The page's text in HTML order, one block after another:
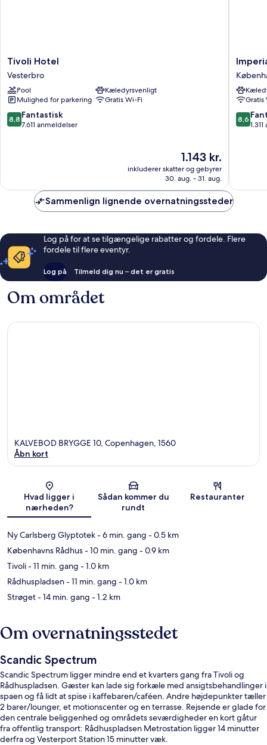
Tivoli
Hotel
Vesterbro
Tivoli Hotel
Vesterbro
Pool
Kæledyrsvenligt
Mulighed for parkering
Gratis Wi-Fi
8.8
ud
8,8 Fantastisk
7.611 anmeldelser
Prisen
er
1.143 kr.
1.143 kr.
inkluderer skatter og gebyrer
30. aug. - 31. aug.
Imperial
Hotel
Gratis
8.6
ud
8,6
Sammenlign lignende overnatningssteder
Log på for at se tilgængelige rabatter og fordele. Flere
fordele til flere eventyr.
Log på Tilmeld dig nu – det er gratis
Om området
Kort
KALVEBOD BRYGGE 10, Copenhagen, 1560
Åbn kort
Hvad ligger i
nærheden?
Sådan kommer du
rundt
Restauranter
Ny Carlsberg Glyptotek- 6 min. gang - 0.5 km
Københavns Rådhus- 10 min. gang - 0.9 km
Tivoli- 11 min. gang - 1.0 km
Rådhuspladsen- 11 min. gang - 1.0 km
Strøget- 14 min. gang - 1.2 km
Om overnatningsstedet
Scandic Spectrum
Scandic Spectrum ligger mindre end et kvarters gang fra Tivoli og
Rådhuspladsen. Gæster kan lade sig forkæle med ansigtsbehandlinger i
spaen og få lidt at spise i kaffebaren/caféen. Andre højdepunkter tæller
2 barer/lounger, et motionscenter og en terrasse. Rejsende er glade for
den centrale beliggenhed og områdets seværdigheder en kort gåtur
fra offentlig transport: Rådhuspladsen Metrostation ligger 14 minutter
derfra og Vesterport Station 15 minutter væk.